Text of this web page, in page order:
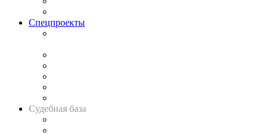
Спецпроекты
Судебная база